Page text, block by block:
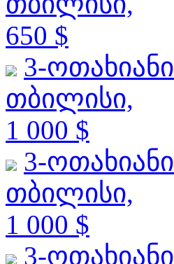
650 $
3-ოთახიანი
თბილისი,
1 000 $
3-ოთახიანი
თბილისი,
1 000 $
3-ოთახიანი